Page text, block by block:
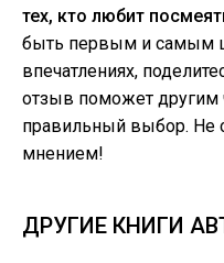
тех, кто любит
быть первым и самым
впечатлениях,
отзыв поможет другим
правильный выбор. Не
мнением!
ДРУГИЕ КНИГИ